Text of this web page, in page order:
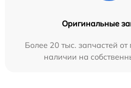
Оригинальные
Более 20 тыс. запчастей от
наличии на